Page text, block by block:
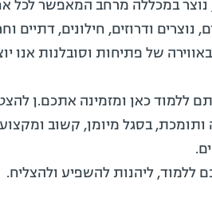
נוצר במכללה מרחב המאפשר לכל
נוצרים ודרוזים, חילונים, דתיים
של פתיחות וסובלנות אנו
ללמוד כאן ומזמינה אתכם.ן
בסגל מיומן, קשוב ומקצועי
ללמוד, ליהנות להשפיע ולהצליח.